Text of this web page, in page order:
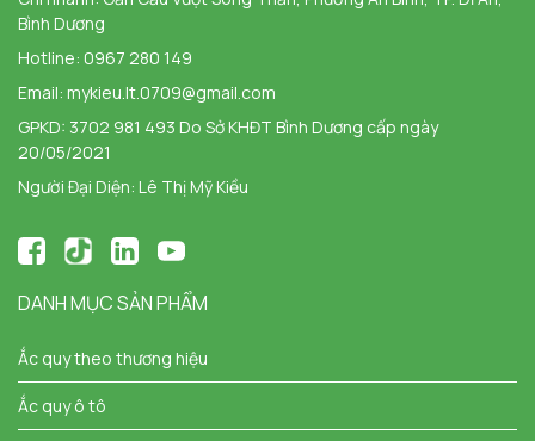
Bình Dương
Hotline: 0967 280 149
Email: mykieu.lt.0709@gmail.com
GPKD: 3702 981 493 Do Sở KHĐT Bình Dương cấp ngày
20/05/2021
Người Đại Diện: Lê Thị Mỹ Kiều
DANH MỤC SẢN PHẨM
Ắc quy theo thương hiệu
Ắc quy ô tô